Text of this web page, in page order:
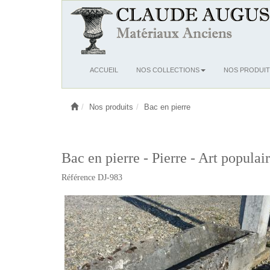
OuvrirACCUEIL NOS COLLECTIONS NOS
Nos produits Bac en pierre
Bac en pierre - Pierre - Art
Référence DJ-983